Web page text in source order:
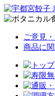
ご意見
商品に